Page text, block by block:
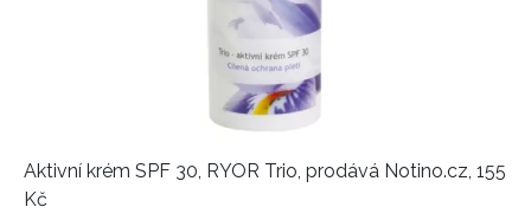
Přihlášením k newsletteru souhlasíte s
podmínkami společnosti BurdaMedia Extra s.r.o.
potvrzujete, že jste se seznámili se
- BurdaMedia Extra s.r.o. bude s
Vašimi údaji pracovat zejména k organizaci a
Aktivní krém SPF 30, RYOR Trio, prodává Notino.cz, 155
Kč